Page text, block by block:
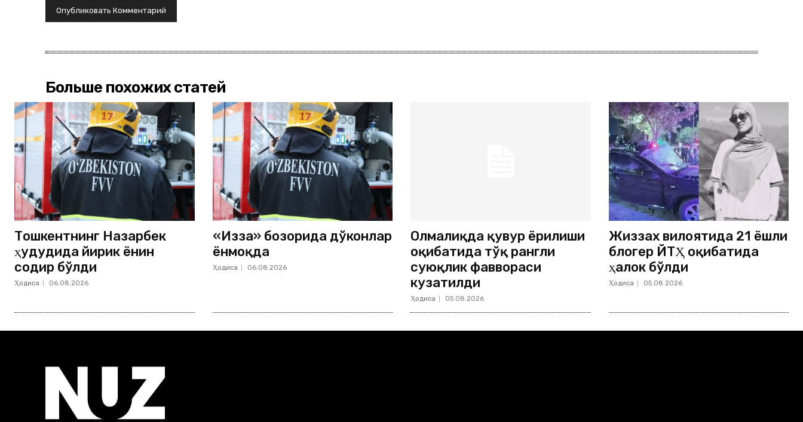
Больше похожих статей
Тошкентнинг Назарбек
ҳудудида йирик ёнғин
содир бўлди
Ҳодиса 06.08.2026
«Изза» бозорида дўконлар
ёнмоқда
Ҳодиса 06.08.2026
Олмалиқда қувур ёрилиши
оқибатида тўқ рангли
суюқлик фаввораси
кузатилди
Ҳодиса 05.08.2026
Жиззах вилоятида 21 ёшли
блогер ЙТҲ оқибатида
ҳалок бўлди
Ҳодиса 05.08.2026